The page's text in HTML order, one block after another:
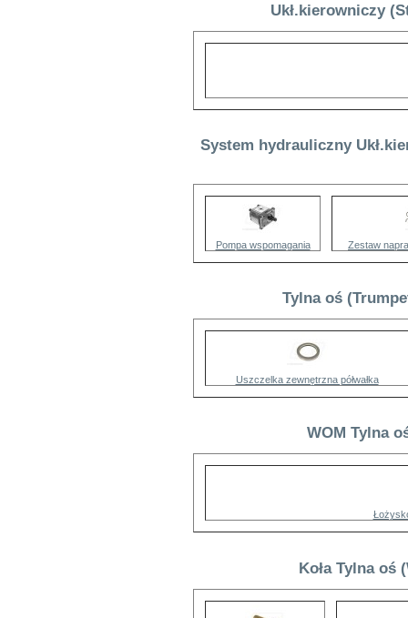
Ukł.kierowniczy
System hydrauliczny
Pompa wspomagania Zestaw
Tylna oś
Uszczelka zewnętrzna półwałka
WOM Tylna
Koła Tylna oś